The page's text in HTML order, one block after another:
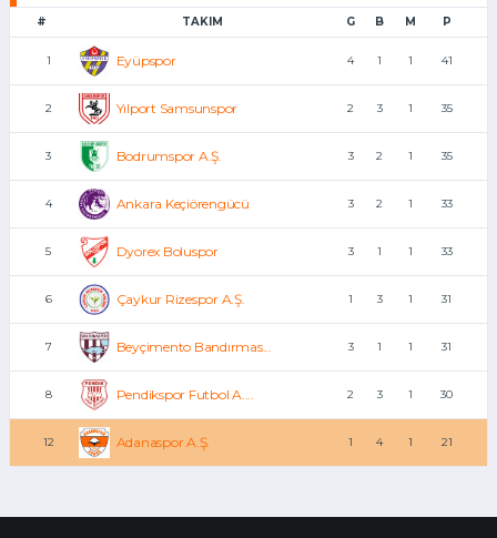
# TAKIM G B M P
1 Eyüpspor 4 1 1 41
2 Yılport Samsunspor 2 3 1 35
3 Bodrumspor A.Ş. 3 2 1 35
4 Ankara Keçiörengücü 3 2 1 33
5 Dyorex Boluspor 3 1 1 33
6 Çaykur Rizespor A.Ş. 1 3 1 31
7 Beyçimento Bandırmas... 3 1 1 31
8 Pendikspor Futbol A.... 2 3 1 30
12 Adanaspor A.Ş. 1 4 1 21